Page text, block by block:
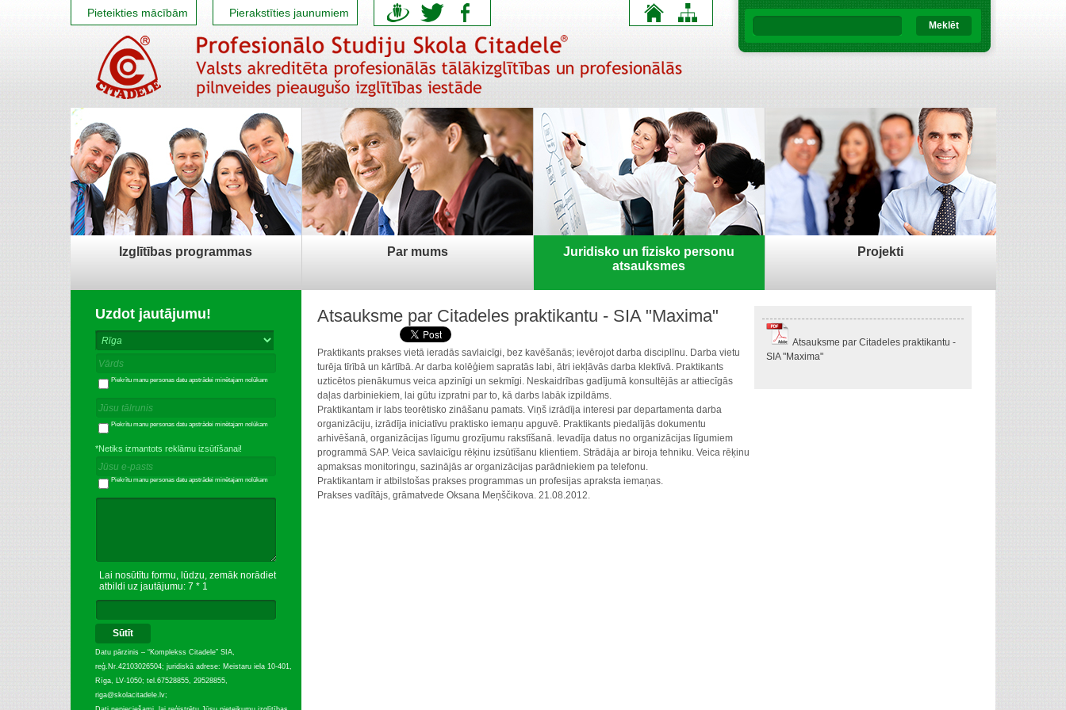
Pieteikties mācībām Pierakstīties jaunumiem
Meklēt
Izglītības programmas Par mums
Juridisko un fizisko personu
atsauksmes
Projekti
Uzdot jautājumu!
Piekrītu manu personas datu apstrādei minētajam nolūkam
Piekrītu manu personas datu apstrādei minētajam nolūkam
*Netiks izmantots reklāmu izsūtīšanai!
Piekrītu manu personas datu apstrādei minētajam nolūkam
Lai nosūtītu formu, lūdzu, zemāk norādiet
atbildi uz jautājumu: 7 * 1
Sūtīt
Datu pārzinis – “Komplekss Citadele” SIA,
reģ.Nr.42103026504; juridiskā adrese: Meistaru iela 10-401,
Rīga, LV-1050; tel.67528855, 29528855,
riga@skolacitadele.lv;
Atsauksme par Citadeles praktikantu - SIA "Maxima"
Praktikants prakses vietā ieradās savlaicīgi, bez kavēšanās; ievērojot darba disciplīnu. Darba vietu
turēja tīrībāun kārtībā.Ar darba kolēģiem sapratās labi, ātri iekļāvās darba klektīvā. Praktikants
uzticētos pienākumus veica apzinīgi un sekmīgi. Neskaidrības gadījumā konsultējās ar attiecīgās
daļas darbiniekiem, lai gūtu izpratni par to, kā darbs labāk izpildāms.
Praktikantam irlabs teorētisko zināšanu pamats. Viņš izrādīja interesi par departamenta darba
organizāciju, izrādīja iniciatīvu praktisko iemaņu apguvē. Praktikants piedalījās dokumentu
arhivēšanā, organizācijas līgumu grozījumu rakstīšanā. Ievadīja datusno organizācijas līgumiem
programmāSAP. Veica savlaicīgu rēķinu izsūtīšanu klientiem. Strādāja ar biroja tehniku. Veica rēķinu
apmaksas monitoringu, sazinājās ar organizācijas parādniekiempa telefonu.
Praktikantam ir atbilstošas prakses programmasun profesijas apraksta iemaņas.
Prakses vadītājs, grāmatvede Oksana Meņščikova. 21.08.2012.
Atsauksme par Citadeles praktikantu -
SIA "Maxima"